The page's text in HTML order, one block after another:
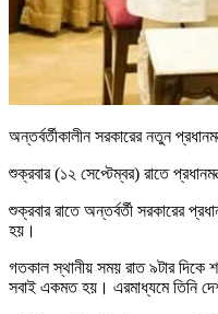
অন্তর্বর্তীকালীন সরকারের নতুন
শুক্রবার (১২ সেপ্টেম্বর) রাতে
শুক্রবার রাতে অন্তর্বর্তী সরকারের
হয়।
গতকাল স্থানীয় সময় রাত ৯টার দিকে
সবাই একমত হয়। এরমাধ্যমে তিনি